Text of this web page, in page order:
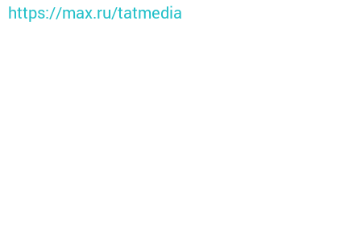
https://max.ru/tatmedia